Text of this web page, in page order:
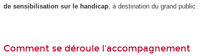
de sensibilisation sur le handicap, à destination du grand public.
Comment se déroule l'accompagnement